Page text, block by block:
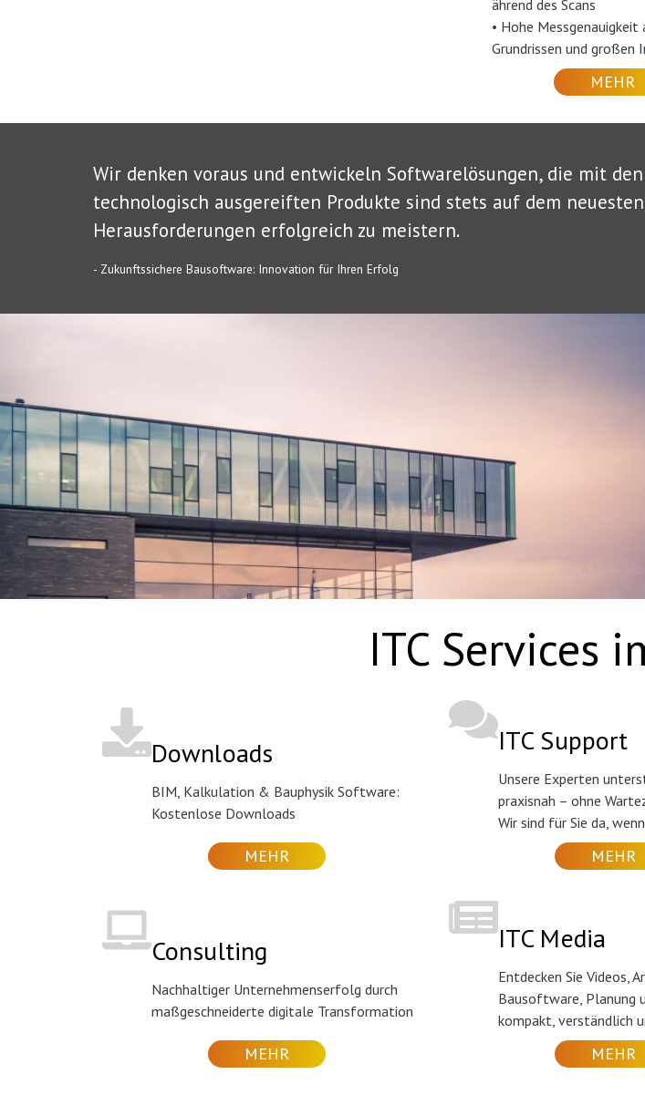
ährend des Scans
• Hohe
Grundrissen und großen
MEHR
Wir denken voraus und entwickeln Softwarelösungen, die mit
technologisch ausgereiften Produkte sind stets auf dem
Herausforderungen erfolgreich zu meistern.
- Zukunftssichere Bausoftware: Innovation für Ihren Erfolg
ITC Services
Downloads
BIM, Kalkulation & Bauphysik Software:
Kostenlose Downloads
MEHR
ITC Support
Unsere Experten
praxisnah – ohne
Wir sind für Sie da,
MEHR
Consulting
Nachhaltiger Unternehmenserfolg durch
maßgeschneiderte digitale Transformation
MEHR
ITC Media
Entdecken Sie Videos,
Bausoftware, Planung
kompakt, verständlich
MEHR